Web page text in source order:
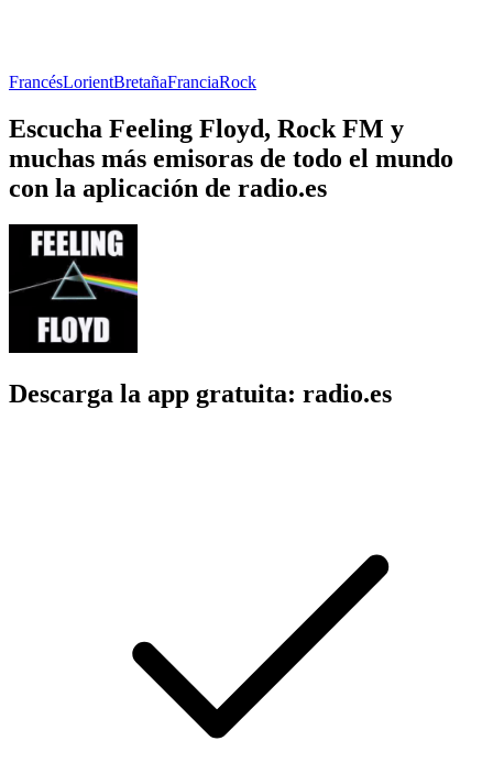
FrancésLorientBretañaFranciaRock
Escucha Feeling Floyd, Rock FM y
muchas más emisoras de todo el mundo
con la aplicación de radio.es
Descarga la app gratuita: radio.es